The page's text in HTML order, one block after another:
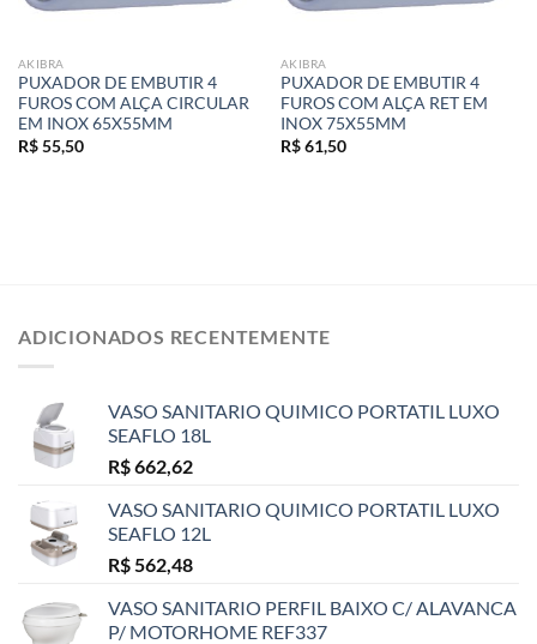
AKIBRA
PUXADOR DE EMBUTIR 4
FUROS COM ALÇA CIRCULAR
EM INOX 65X55MM
R$55,50
AKIBRA
PUXADOR DE EMBUTIR 4
FUROS COM ALÇA RET EM
INOX 75X55MM
R$61,50
ADICIONADOS RECENTEMENTE
VASO SANITARIO QUIMICO PORTATIL LUXO
SEAFLO 18L
R$662,62
VASO SANITARIO QUIMICO PORTATIL LUXO
SEAFLO 12L
R$ 562,48
VASO SANITARIO PERFIL BAIXO C/ ALAVANCA
P/ MOTORHOME REF337